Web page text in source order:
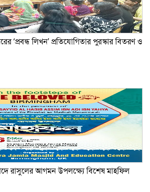
‘প্রবন্ধ লিখন’ প্রতিযোগিতার পুরস্কার বিতরণ ও
রাসুলের আগমন উপলক্ষ্যে বিশেষ মাহফিল